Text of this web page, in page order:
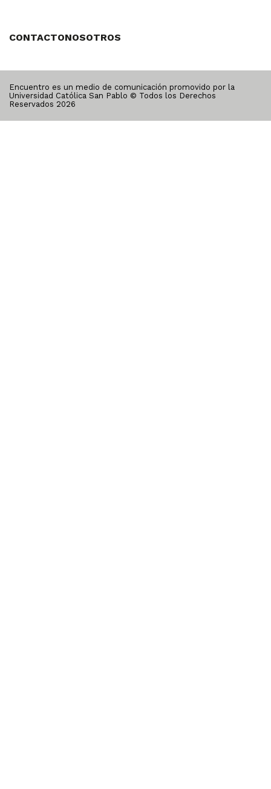
CONTACTONOSOTROS
Encuentro es un medio de comunicación promovido por la
Universidad Católica San Pablo © Todos los Derechos
Reservados 2026